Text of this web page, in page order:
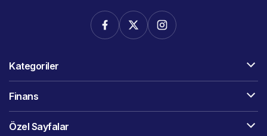
Kategoriler
Finans
Özel Sayfalar